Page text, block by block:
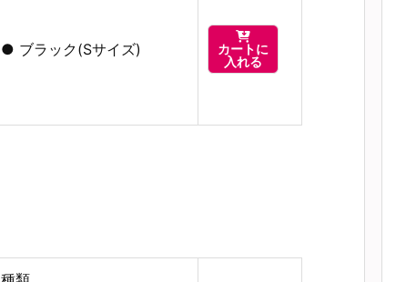
● ブラック(Sサイズ)

カートに
入れる